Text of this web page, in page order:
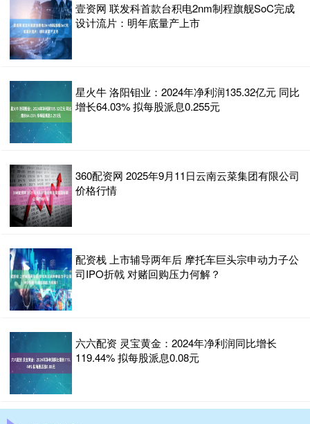
壹资网 联发科首款台积电2nm制程旗舰SoC完成
设计流片：明年底量产上市
星火牛 洛阳钼业：2024年净利润135.32亿元 同比
增长64.03% 拟每股派息0.255元
360配资网 2025年9月11日云南云菜集团有限公司
价格行情
配资栈 上市辅导两年后 摩托车巨头宗申动力子公
司IPO折戟 对赌回购压力何解？
六六配资 灵宝黄金：2024年净利润同比增长
119.44% 拟每股派息0.08元